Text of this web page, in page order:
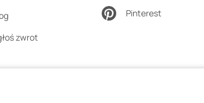
zwrot
Pinterest